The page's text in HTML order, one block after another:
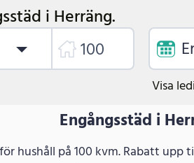
i Herräng.
Visa
Engångsstäd i
hushåll på 100 kvm. Rabatt upp